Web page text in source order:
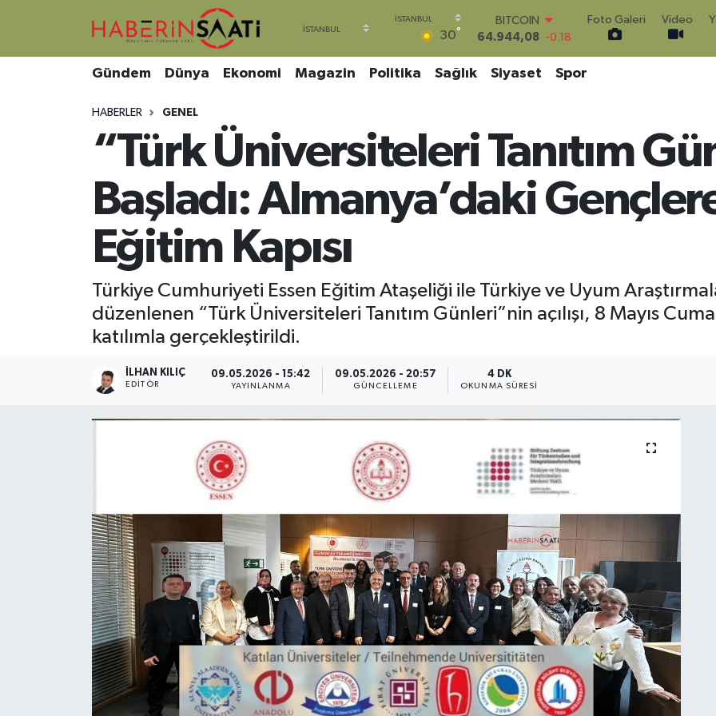
30°
DOLAR
47,7436
0.18
EURO
55,2510 0.32
6660.55
BİST100
BITCOIN
64.944,08
-0.18
Foto Galeri Video
Gündem Dünya Ekonomi Magazin Politika Sağlık Siyaset Spor
HABERLER GENEL
“Türk Üniversiteleri Tanıtım
Başladı: Almanya’daki
Eğitim Kapısı
Türkiye Cumhuriyeti Essen Eğitim Ataşeliği ile Türkiye ve Uyum
düzenlenen “Türk Üniversiteleri Tanıtım Günleri”nin açılışı, 8 Mayıs
katılımla gerçekleştirildi.
İLHAN KILIÇ
EDITÖR
09.05.2026 - 15:42
YAYINLANMA
09.05.2026 - 20:57
GÜNCELLEME
4 DK
OKUNMA SÜRESI
Asayiş
DIŞ HABER
Ekonomi
Gündem
Podcast
Politika
Siyaset
Nöbetçi Eczaneler
Trafik Durumu
Süper Lig Puan Durumu ve Fikstür
Son Dakika Haberleri
Haber Arşivi